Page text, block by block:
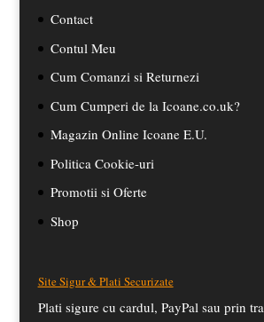
Contact
Contul Meu
Cum Comanzi si Returnezi
Cum Cumperi de la Icoane.co.uk?
Magazin Online Icoane E.U.
Politica Cookie-uri
Promotii si Oferte
Shop
Site Sigur & Plati Securizate
Plati sigure cu cardul, PayPal sau prin